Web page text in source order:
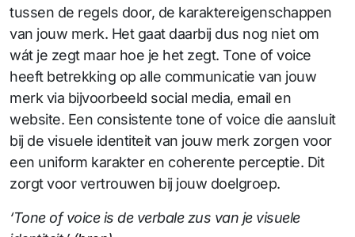
tussen de regels door, de karaktereigenschappen
van jouw merk. Het gaat daarbij dus nog niet om
wát je zegt maar hoe je het zegt. Tone of voice
heeft betrekking op alle communicatie van jouw
merk via bijvoorbeeld social media, email en
website. Een consistente tone of voice die aansluit
bij de visuele identiteit van jouw merk zorgen voor
een uniform karakter en coherente perceptie. Dit
zorgt voor vertrouwen bij jouw doelgroep.
‘Tone of voice is de verbale zus van je visuele